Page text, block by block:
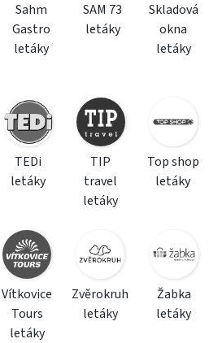
Sahm
Gastro
letáky
SAM 73
letáky
Skladová
okna
letáky
TEDi
letáky
TIP
travel
letáky
Top shop
letáky
Vítkovice
Tours
letáky
Zvěrokruh
letáky
Žabka
letáky